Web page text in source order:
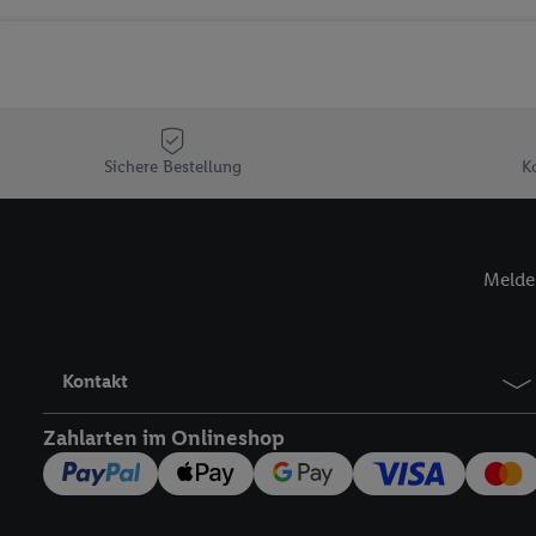
Sichere Bestellung
Kontakt
Zahlarten im Onlineshop
Sofern Sie hier Ihre
Plus-Konto einloggen,
zu erstellen (die
können, um Sie in
Hierzu wird von uns
Zudem erlauben Sie
den Lidl-Diensten
Wenn das der Fall ist,
Kundenkonto-
Insbesondere können
Nutzung der Utiq-
widerrufen - jederzeit
Telekommunikations-